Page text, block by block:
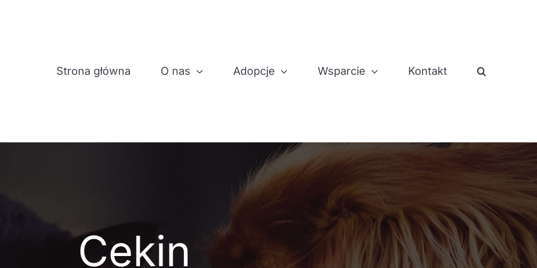
Strona główna O nas Adopcje Wsparcie Kontakt
Cekin